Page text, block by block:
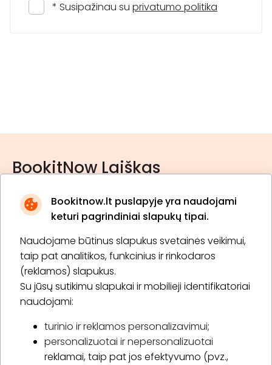
Bookitnow.lt puslapyje yra naudojami
keturi pagrindiniai slapukų tipai.
Naudojame būtinus slapukus svetainės veikimui,
taip pat analitikos, funkcinius ir rinkodaros
(reklamos) slapukus.
Su jūsų sutikimu slapukai ir mobilieji identifikatoriai
naudojami:
turinio ir reklamos personalizavimui;
personalizuotai ir nepersonalizuotai
reklamai, taip pat jos efektyvumo (pvz.,
* Susipažinau su privatumo politika
BookitNow Laiškas
* Susipažinau su privatumo politika
Prenumeruoti
Apie „BookitNow“